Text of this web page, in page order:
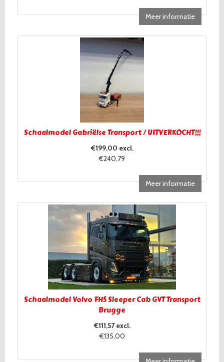
Meer informatie
Schaalmodel Gabriëlse Transport / UITVERKOCHT!!!
€199,00 excl.
€240,79
Meer informatie
Schaalmodel Volvo FH5 Sleeper Cab GVT Transport
Brugge
€111,57 excl.
€135,00